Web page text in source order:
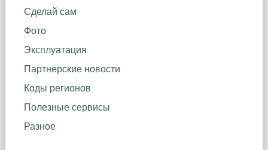
Сделай сам
Фото
Эксплуатация
Партнерские новости
Коды регионов
Полезные сервисы
Разное